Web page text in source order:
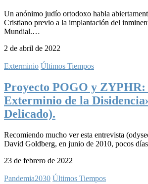
Un anónimo judío ortodoxo habla
Cristiano previo a la implantación del
Mundial.…
2 de abril de 2022
Exterminio Últimos Tiempos
Proyecto POGO y ZYPHR:
Exterminio de la
Delicado).
Recomiendo mucho ver esta entrevista
David Goldberg, en junio de 2010, pocos
23 de febrero de 2022
Pandemia2030 Últimos Tiempos